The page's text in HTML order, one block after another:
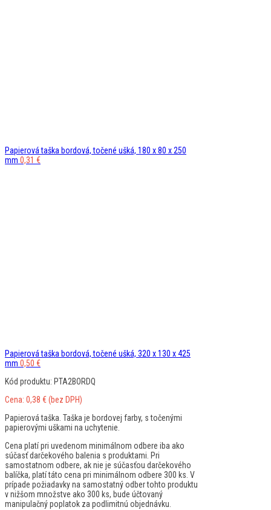
Papierová taška bordová, točené ušká, 180 x 80 x 250
mm 0,31 €
Papierová taška bordová, točené ušká, 320 x 130 x 425
mm 0,50 €
Kód produktu: PTA2BORDQ
Cena: 0,38 €(bez DPH)
Papierová taška. Taška je bordovej farby, s točenými
papierovými uškami na uchytenie.
Cena platí pri uvedenom minimálnom odbere iba ako
súčasť darčekového balenia s produktami. Pri
samostatnom odbere, ak nie je súčasťou darčekového
balíčka, platí táto cena pri minimálnom odbere 300 ks. V
prípade požiadavky na samostatný odber tohto produktu
v nižšom množstve ako 300 ks, bude účtovaný
manipulačný poplatok za podlimitnú objednávku.